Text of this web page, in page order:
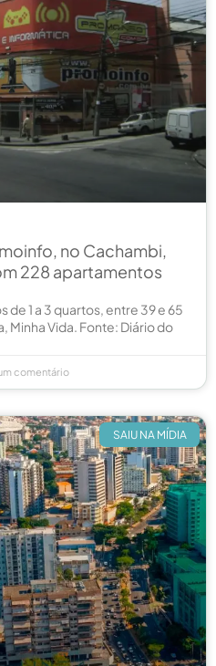
no Cachambi,
228 apartamentos
1 a 3 quartos, entre 39 e 65
Minha Vida. Fonte: Diário do
comentário
SAIU NA MÍDIA